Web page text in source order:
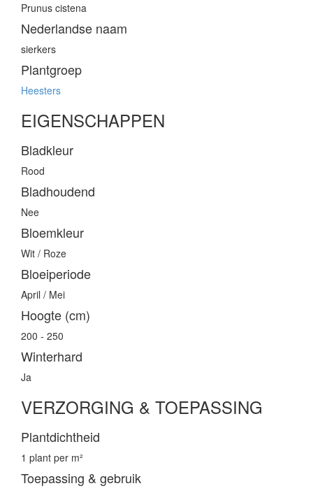
Prunus cistena
Nederlandse naam
sierkers
Plantgroep
Heesters
EIGENSCHAPPEN
Bladkleur
Rood
Bladhoudend
Nee
Bloemkleur
Wit / Roze
Bloeiperiode
April / Mei
Hoogte (cm)
200 - 250
Winterhard
Ja
VERZORGING & TOEPASSING
Plantdichtheid
1 plant per m²
Toepassing & gebruik